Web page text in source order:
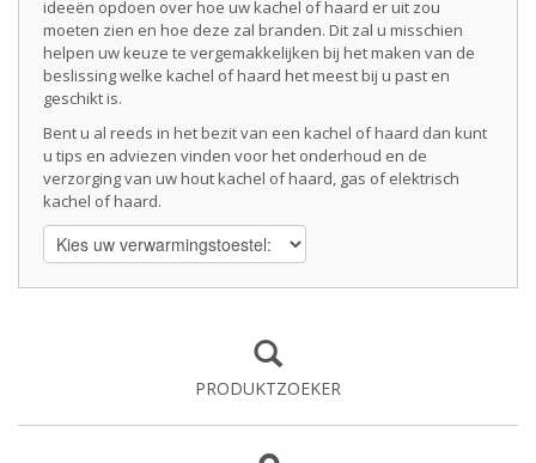
ideeën opdoen over hoe uw kachel of haard er uit zou
moeten zien en hoe deze zal branden. Dit zal u misschien
helpen uw keuze te vergemakkelijken bij het maken van de
beslissing welke kachel of haard het meest bij u past en
geschikt is.
Bent u al reeds in het bezit van een kachel of haard dan kunt
u tips en adviezen vinden voor het onderhoud en de
verzorging van uw hout kachel of haard, gas of elektrisch
kachel of haard.
PRODUKTZOEKER